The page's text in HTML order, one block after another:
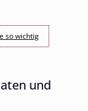
so wichtig
und